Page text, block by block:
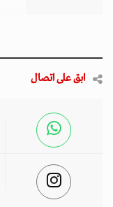
ابق على اتصال